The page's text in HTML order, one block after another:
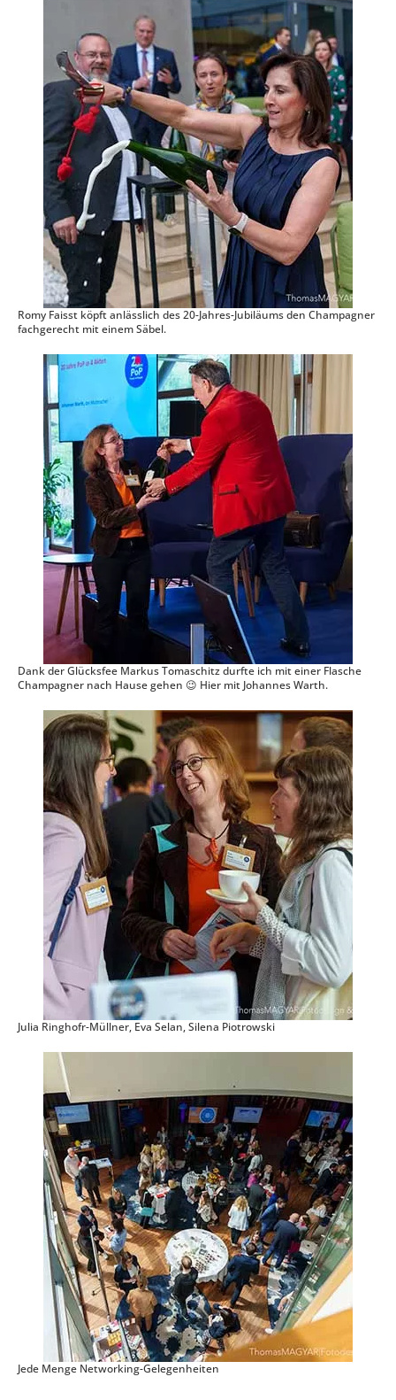
Romy Faisst köpft anlässlich des 20-Jahres-Jubiläums den Champagner
fachgerecht mit einem Säbel.
Dank der Glücksfee Markus Tomaschitz durfte ich mit einer Flasche
Champagner nach Hause gehen 😉 Hier mit Johannes Warth.
Julia Ringhofr-Müllner, Eva Selan, Silena Piotrowski
Jede Menge Networking-Gelegenheiten